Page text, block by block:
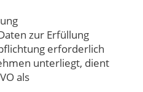
zur Erfüllung
erforderlich
unterliegt, dient
als